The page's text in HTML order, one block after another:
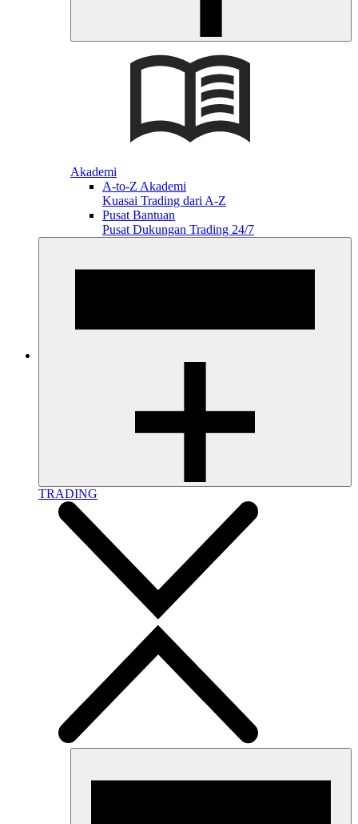
Akademi
A-to-Z Akademi
Kuasai Trading dari A-Z
Pusat Bantuan
Pusat Dukungan Trading 24/7
TRADING